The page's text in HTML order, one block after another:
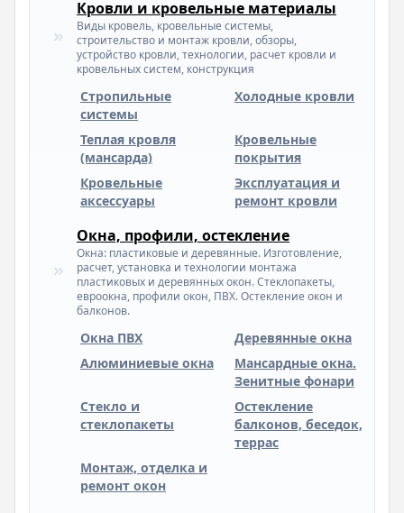
Кровли и кровельные материалы
Виды кровель, кровельные системы,
строительство и монтаж кровли, обзоры,
устройство кровли, технологии, расчет кровли и
кровельных систем, конструкция
Стропильные
системы
Холодные кровли
Теплая кровля
(мансарда)
Кровельные
покрытия
Кровельные
аксессуары
Эксплуатация и
ремонт кровли
Окна, профили, остекление
Окна: пластиковые и деревянные. Изготовление,
расчет, установка и технологии монтажа
пластиковых и деревянных окон. Стеклопакеты,
евроокна, профили окон, ПВХ. Остекление окон и
балконов.
Окна ПВХ
Деревянные окна
Алюминиевые окна
Мансардные окна.
Зенитные фонари
Стекло и
стеклопакеты
Остекление
балконов, беседок,
террас
Монтаж, отделка и
ремонт окон